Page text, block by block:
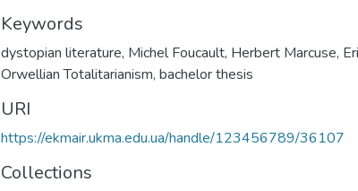
Keywords
dystopian literature, Michel Foucault, Herbert Marcuse,
Orwellian Totalitarianism, bachelor thesis
URI
https://ekmair.ukma.edu.ua/handle/123456789/36107
Collections